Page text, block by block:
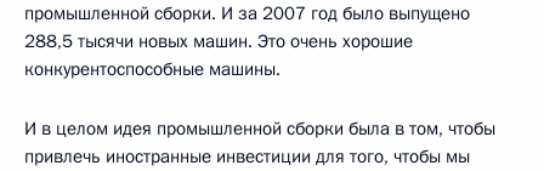
промышленной сборки. И за 2007 год было выпущено
288,5 тысячи новых машин. Это очень хорошие
конкурентоспособные машины.
И в целом идея промышленной сборки была в том, чтобы
привлечь иностранные инвестиции для того, чтобы мы